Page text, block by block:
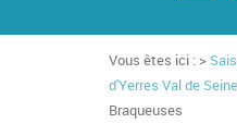
Vous êtes ici : >
d'Yerres Val de Seine
Braqueuses